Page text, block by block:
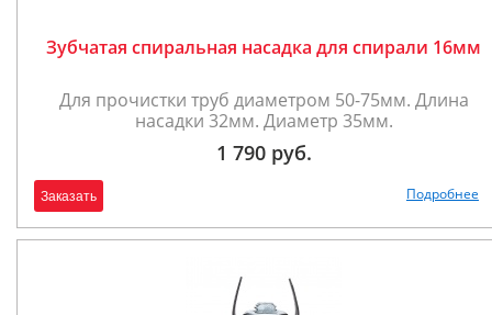
Зубчатая спиральная насадка для спирали 16мм
Для прочистки труб диаметром 50-75мм. Длина
насадки 32мм. Диаметр 35мм.
1 790 руб.
Заказать Подробнее